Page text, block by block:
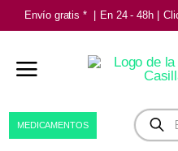
Saltar
al
contenido
Envío gratis * En 24 - 48h
de
MEDICAMENTOS